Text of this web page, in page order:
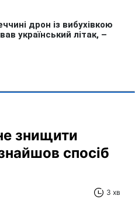
знищити
спосіб
3 хв